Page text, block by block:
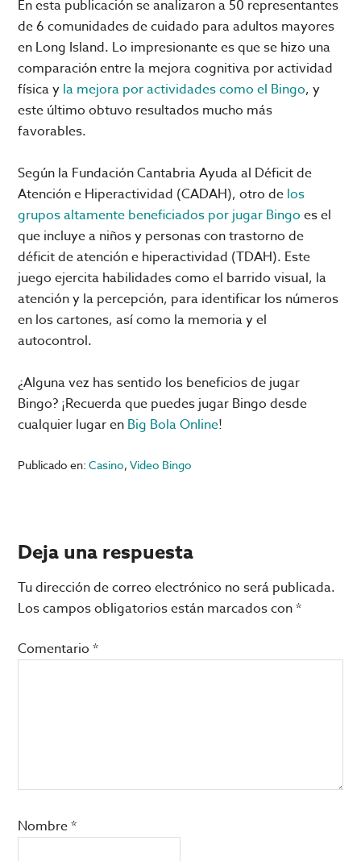
En esta publicación se analizaron a 50 representantes
de 6 comunidades de cuidado para adultos mayores
en Long Island. Lo impresionante es que se hizo una
comparación entre la mejora cognitiva por actividad
física y la mejora por actividades como el Bingo, y
este último obtuvo resultados mucho más
favorables.
Según la Fundación Cantabria Ayuda al Déficit de
Atención e Hiperactividad (CADAH), otro de los
grupos altamente beneficiados por jugar Bingo es el
que incluye a niños y personas con trastorno de
déficit de atención e hiperactividad (TDAH). Este
juego ejercita habilidades como el barrido visual, la
atención y la percepción, para identificar los números
en los cartones, así como la memoria y el
autocontrol.
¿Alguna vez has sentido los beneficios de jugar
Bingo? ¡Recuerda que puedes jugar Bingo desde
cualquier lugar en Big Bola Online!
Publicado en:Casino,Video Bingo
Interacciones
con
los
lectores
Deja una respuesta
Tu dirección de correo electrónico no será publicada.
Los campos obligatorios están marcados con*
Comentario*
Nombre*